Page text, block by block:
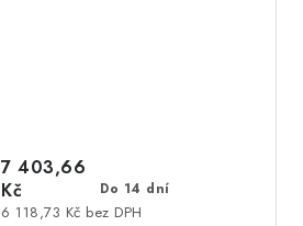
Do 14 dní
6 118,73 Kč bez DPH
7 403,66
Kč